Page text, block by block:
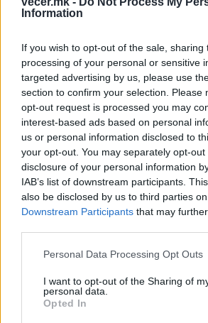
Information
If you wish to opt-out of the sale, sharing
processing of your personal or sensitive
targeted advertising by us, please use
section to confirm your selection. Please
opt-out request is processed you may
interest-based ads based on personal
us or personal information disclosed to
your opt-out. You may separately opt-
disclosure of your personal information
IAB’s list of downstream participants.
also be disclosed by us to third parties
Downstream Participants that may
Personal Data Processing Opt Outs
I want to opt-out of the Sharing of
personal data.
Opted In
транспортери. Овие
автомобилска индустрија веќе
по ред се соочува со
побарувачката, најави за
илјадници работници и
погони.
© Vecer.mk, правата за текстот се на
Протест на
масовниот
Иран се